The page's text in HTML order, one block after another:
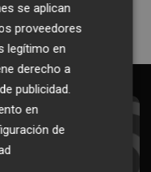
en tu email
se aplican
proveedores
legítimo en
derecho a
publicidad.
en
de